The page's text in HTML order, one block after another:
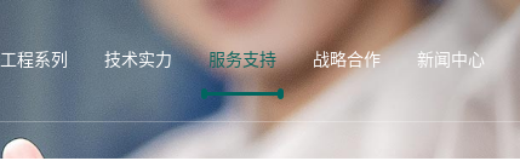
工程系列 技术实力 服务支持 战略合作 新闻中心